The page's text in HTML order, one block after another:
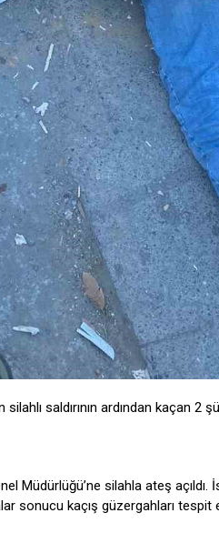
saldırının ardından kaçan 2
Müdürlüğü’ne silahla ateş açıldı.
sonucu kaçış güzergahları tespit